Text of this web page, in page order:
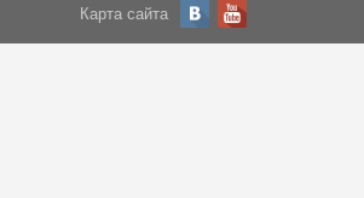
Карта сайта